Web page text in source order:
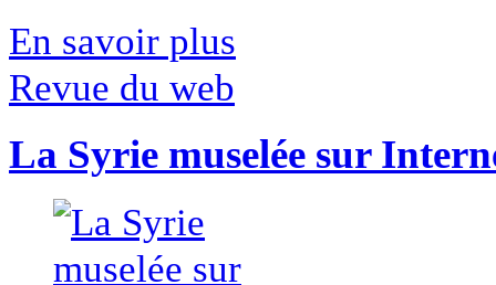
En savoir plus
Revue du web
La Syrie muselée sur